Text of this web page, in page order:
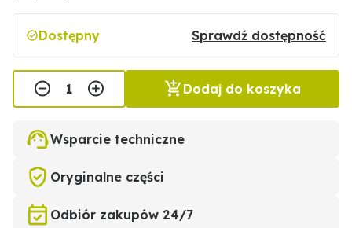
Dostępny Sprawdź dostępność
Dodaj do koszyka
Wsparcie techniczne
Oryginalne części
Odbiór zakupów 24/7